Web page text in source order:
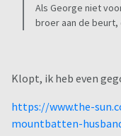
Als George niet
broer aan de beurt,
Klopt, ik heb even
https://www.the-
mountbatten-